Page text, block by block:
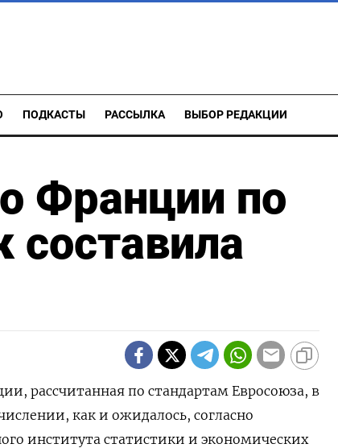
ПОДКАСТЫ РАССЫЛКА ВЫБОР РЕДАКЦИИ
Франции по
составила
рассчитанная по стандартам Евросоюза, в
как и ожидалось, согласно
института статистики и экономических